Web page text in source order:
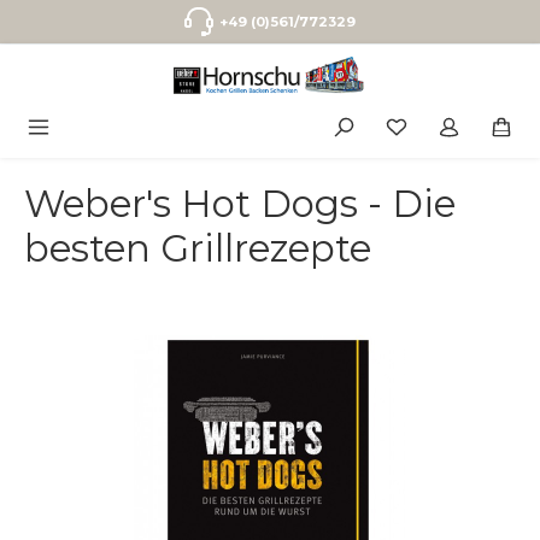
Zum Hauptinhalt springen+49 (0)561/772329
Weber's Hot Dogs - Die
besten Grillrezepte
Bildergalerie überspringen